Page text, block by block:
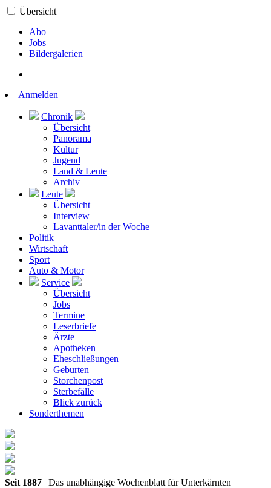
Übersicht
Abo
Jobs
Bildergalerien
Anmelden
Chronik
Übersicht
Panorama
Kultur
Jugend
Land & Leute
Archiv
Leute
Übersicht
Interview
Lavanttaler/in der Woche
Politik
Wirtschaft
Sport
Auto & Motor
Service
Übersicht
Jobs
Termine
Leserbriefe
Ärzte
Apotheken
Eheschließungen
Geburten
Storchenpost
Sterbefälle
Blick zurück
Sonderthemen
Seit 1887 | Das unabhängige Wochenblatt für Unterkärnten